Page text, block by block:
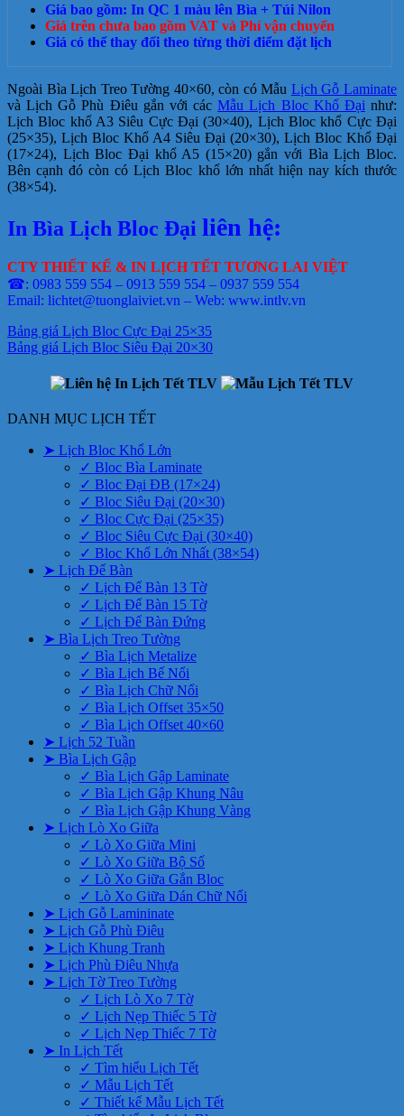
Giá bao gồm: In QC 1 màu lên Bìa + Túi Nilon
Giá trên chưa bao gồm VAT và Phí vận chuyển
Giá có thể thay đổi theo từng thời điểm đặt lịch
Ngoài Bìa Lịch Treo Tường 40×60, còn có Mẫu Lịch Gỗ Laminate
và Lịch Gỗ Phù Điêu gắn với cácMẫu Lịch Bloc Khổ Đại như:
Lịch Bloc khổ A3 Siêu Cực Đại (30×40), Lịch Bloc khổ Cực Đại
(25×35), Lịch Bloc Khổ A4 Siêu Đại (20×30), Lịch Bloc Khổ Đại
(17×24), Lịch Bloc Đại khổ A5 (15×20) gắn với Bìa Lịch Bloc.
Bên cạnh đó còn có Lịch Bloc khổ lớn nhất hiện nay kích thước
(38×54).
In Bìa Lịch Bloc Đại liên hệ:
CTY THIẾT KẾ & IN LỊCH TẾT TƯƠNG LAI VIỆT
☎: 0983 559 554 – 0913 559 554 – 0937 559 554
Email: lichtet@tuonglaiviet.vn – Web: www.intlv.vn
Bảng giá Lịch Bloc Cực Đại 25×35
Bảng giá Lịch Bloc Siêu Đại 20×30
DANH MỤC LỊCH TẾT
➤ Lịch Bloc Khổ Lớn
✓ Bloc Bìa Laminate
✓ Bloc Đại ĐB (17×24)
✓ Bloc Siêu Đại (20×30)
✓ Bloc Cực Đại (25×35)
✓ Bloc Siêu Cực Đại (30×40)
✓ Bloc Khổ Lớn Nhất (38×54)
➤ Lịch Để Bàn
✓ Lịch Để Bàn 13 Tờ
✓ Lịch Để Bàn 15 Tờ
✓ Lịch Để Bàn Đứng
➤ Bìa Lịch Treo Tường
✓ Bìa Lịch Metalize
✓ Bìa Lịch Bế Nổi
✓ Bìa Lịch Chữ Nổi
✓ Bìa Lịch Offset 35×50
✓ Bìa Lịch Offset 40×60
➤ Lịch 52 Tuần
➤ Bìa Lịch Gập
✓ Bìa Lịch Gập Laminate
✓ Bìa Lịch Gập Khung Nâu
✓ Bìa Lịch Gập Khung Vàng
➤ Lịch Lò Xo Giữa
✓ Lò Xo Giữa Mini
✓ Lò Xo Giữa Bộ Số
✓ Lò Xo Giữa Gắn Bloc
✓ Lò Xo Giữa Dán Chữ Nổi
➤ Lịch Gỗ Lamininate
➤ Lịch Gỗ Phù Điêu
➤ Lịch Khung Tranh
➤ Lịch Phù Điêu Nhựa
➤ Lịch Tờ Treo Tường
✓ Lịch Lò Xo 7 Tờ
✓ Lịch Nẹp Thiếc 5 Tờ
✓ Lịch Nẹp Thiếc 7 Tờ
➤ In Lịch Tết
✓ Tìm hiểu Lịch Tết
✓ Mẫu Lịch Tết
✓ Thiết kế Mẫu Lịch Tết